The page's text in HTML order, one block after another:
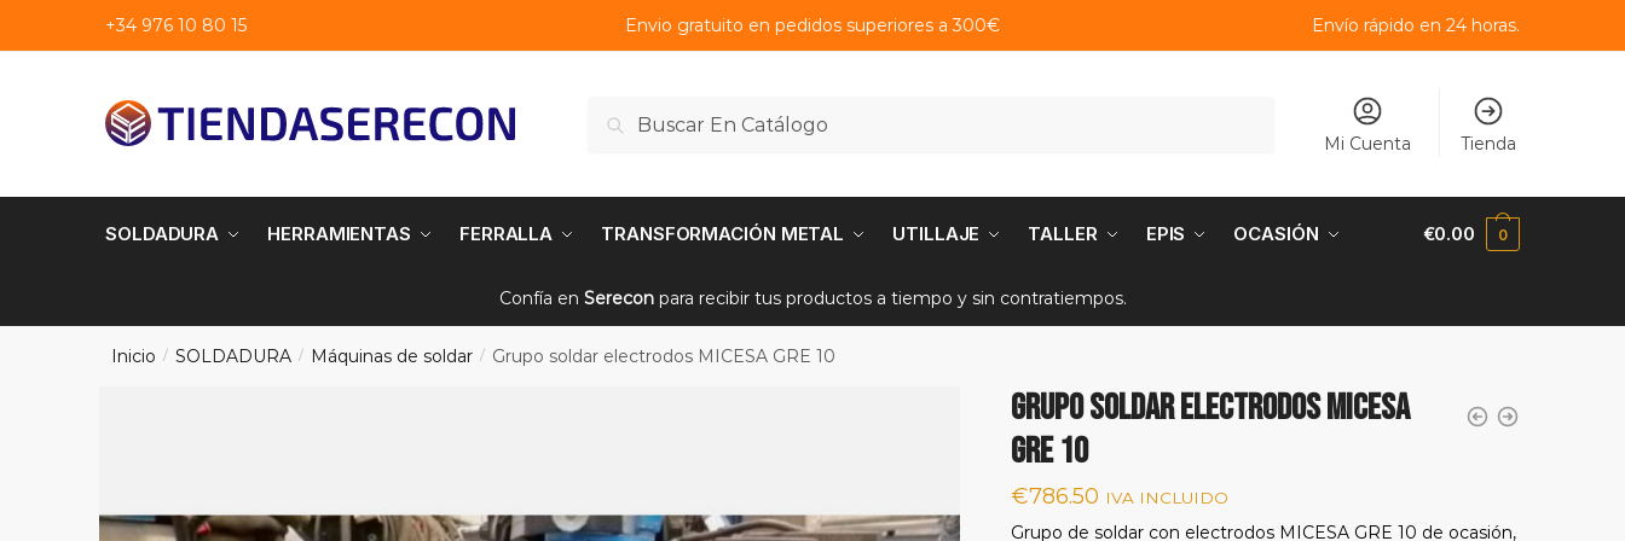
a
navegación
al
contenido
+34 976 10 80 15 Envio gratuito en pedidos superiores a 300€ Envío rápido en 24 horas.
Buscar
Buscar
Mi Cuenta Tienda
SOLDADURA HERRAMIENTAS FERRALLA TRANSFORMACIÓN METAL UTILLAJE TALLER EPIS OCASIÓN €0.00 0
Confía en Sereconpara recibir tus productos a tiempo y sin contratiempos.
Inicio / SOLDADURA / Máquinas de soldar / Grupo soldar electrodos MICESA GRE 10
Grupo soldar electrodos MICESA
GRE 10
€786.50 IVA INCLUIDO
Grupo de soldar con electrodos MICESA GRE 10 de ocasión,